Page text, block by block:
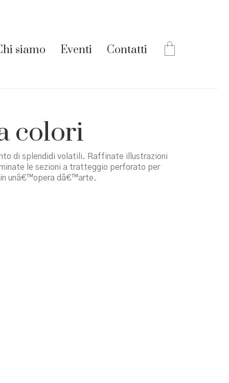
siamo Eventi Contatti
colori
di splendidi volatili. Raffinate illustrazioni
le sezioni a tratteggio perforato per
unâ€™opera dâ€™arte.